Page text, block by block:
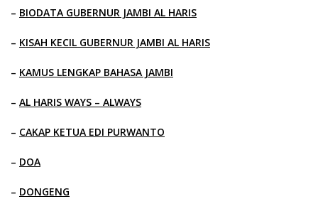
– BIODATA GUBERNUR JAMBI AL HARIS
– KISAH KECIL GUBERNUR JAMBI AL HARIS
– KAMUS LENGKAP BAHASA JAMBI
– AL HARIS WAYS – ALWAYS
– CAKAP KETUA EDI PURWANTO
– DOA
– DONGENG